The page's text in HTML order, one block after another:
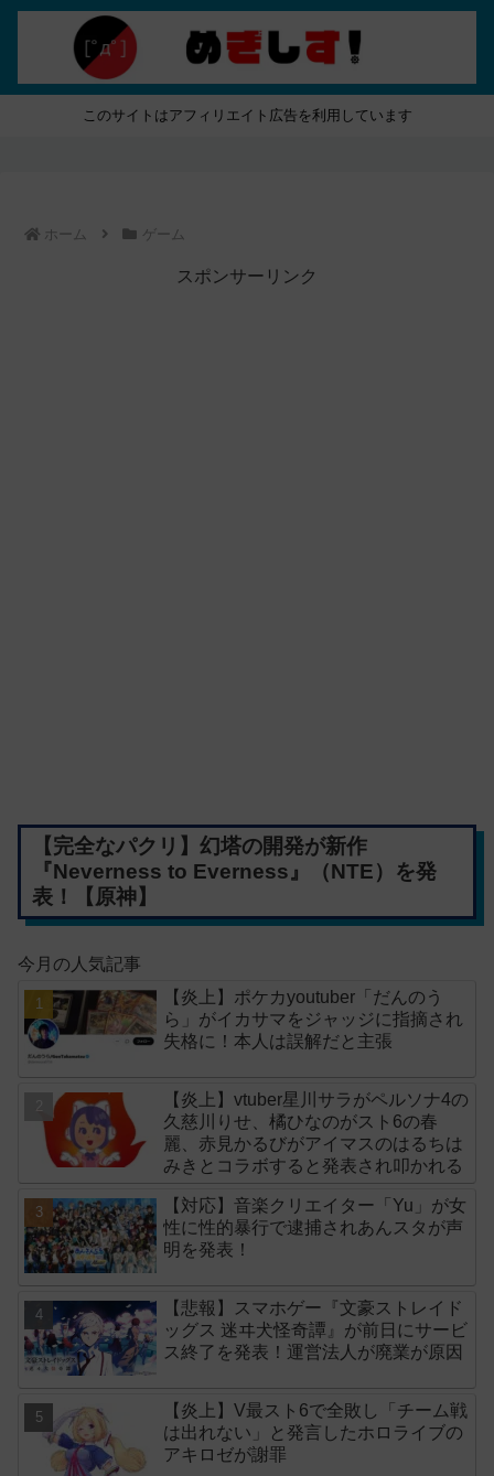
このサイトはアフィリエイト広告を利用しています
ホーム ゲーム
スポンサーリンク
【完全なパクリ】幻塔の開発が新作
『Neverness to Everness』（NTE）を発
表！【原神】
今月の人気記事
【炎上】ポケカyoutuber「だんのう
ら」がイカサマをジャッジに指摘され
失格に！本人は誤解だと主張
【炎上】vtuber星川サラがペルソナ4の
久慈川りせ、橘ひなのがスト6の春
麗、赤見かるびがアイマスのはるちは
みきとコラボすると発表され叩かれる
【対応】音楽クリエイター「Yu」が女
性に性的暴行で逮捕されあんスタが声
明を発表！
【悲報】スマホゲー『文豪ストレイド
ッグス 迷ヰ犬怪奇譚』が前日にサービ
ス終了を発表！運営法人が廃業が原因
【炎上】V最スト6で全敗し「チーム戦
は出れない」と発言したホロライブの
アキロゼが謝罪